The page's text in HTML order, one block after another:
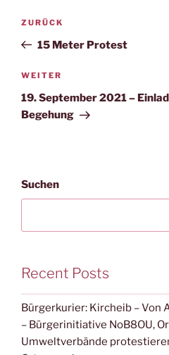
Beitragsnavigation
Vorheriger
Beitrag
ZURÜCK
15 Meter Protest
Nächster
Beitrag
WEITER
19. September 2021 –
Begehung
Suchen
Recent Posts
Bürgerkurier: Kircheib – Von
– Bürgerinitiative NoB8OU,
Umweltverbände